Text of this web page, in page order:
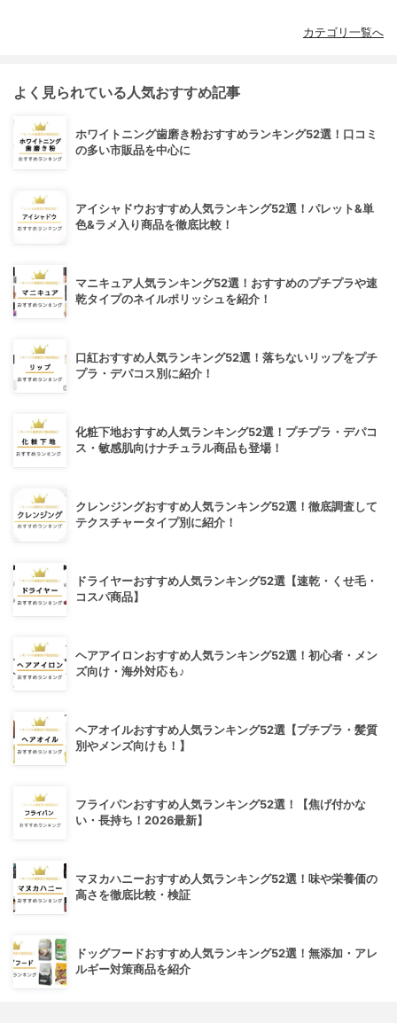
カテゴリ一覧へ
よく見られている人気おすすめ記事
ホワイトニング歯磨き粉おすすめランキング52選！口コミ
の多い市販品を中心に
アイシャドウおすすめ人気ランキング52選！パレット&単
色&ラメ入り商品を徹底比較！
マニキュア人気ランキング52選！おすすめのプチプラや速
乾タイプのネイルポリッシュを紹介！
口紅おすすめ人気ランキング52選！落ちないリップをプチ
プラ・デパコス別に紹介！
化粧下地おすすめ人気ランキング52選！プチプラ・デパコ
ス・敏感肌向けナチュラル商品も登場！
クレンジングおすすめ人気ランキング52選！徹底調査して
テクスチャータイプ別に紹介！
ドライヤーおすすめ人気ランキング52選【速乾・くせ毛・
コスパ商品】
ヘアアイロンおすすめ人気ランキング52選！初心者・メン
ズ向け・海外対応も♪
ヘアオイルおすすめ人気ランキング52選【プチプラ・髪質
別やメンズ向けも！】
フライパンおすすめ人気ランキング52選！【焦げ付かな
い・長持ち！2026最新】
マヌカハニーおすすめ人気ランキング52選！味や栄養価の
高さを徹底比較・検証
ドッグフードおすすめ人気ランキング52選！無添加・アレ
ルギー対策商品を紹介